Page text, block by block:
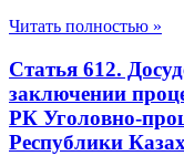
Читать полностью »
Статья 612.
заключении
РК Уголовно-
Республики